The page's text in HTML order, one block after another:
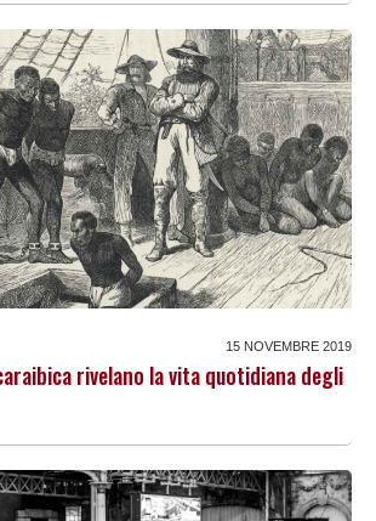
15 NOVEMBRE 2019
rivelano la vita quotidiana degli